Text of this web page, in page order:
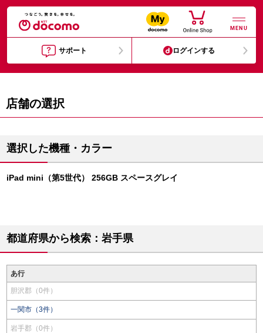
MENU
サポート ログインする
店舗の選択
選択した機種・カラー
iPad mini（第5世代） 256GB スペースグレイ
都道府県から検索：岩手県
あ行
胆沢郡（0件）
一関市（3件）
岩手郡（0件）